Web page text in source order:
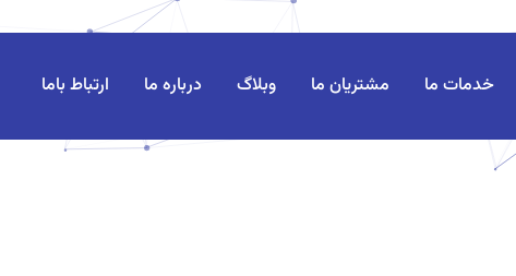
خدمات ما مشتریان ما وبلاگ درباره ما ارتباط باما